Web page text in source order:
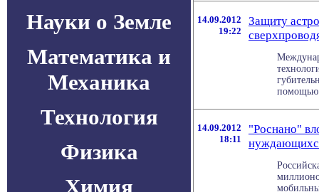
Науки о Земле
Математика и
Механика
Технология
Физика
Химия
14.09.2012
19:22
Защиту
14.09.2012
18:11
"Роснано"